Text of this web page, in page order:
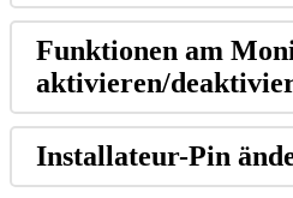
Funktionen am
aktivieren/
Installateur-Pin ä